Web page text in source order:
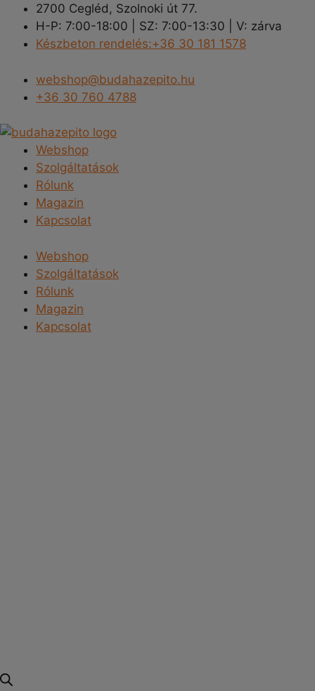
Kilépés
tartalomba
2700 Cegléd, Szolnoki út 77.
H-P: 7:00-18:00 | SZ: 7:00-13:30 | V: zárva
Készbeton rendelés:+36 30 181 1578
webshop@budahazepito.hu
+36 30 760 4788
Webshop
Szolgáltatások
Rólunk
Magazin
Kapcsolat
Webshop
Szolgáltatások
Rólunk
Magazin
Kapcsolat